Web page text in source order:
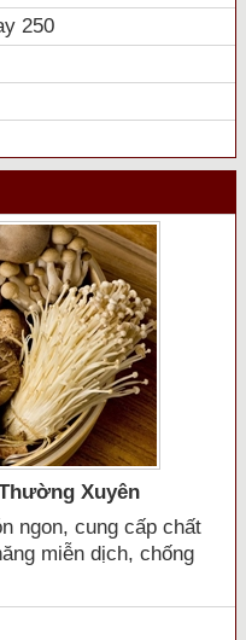
250
Xuyên
ngon, cung cấp chất
miễn dịch, chống